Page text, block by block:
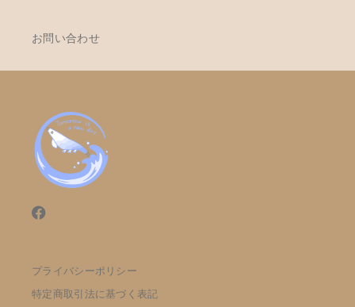
プライバシーポリシー
特定商取引法に基づく表記
お問い合わせ